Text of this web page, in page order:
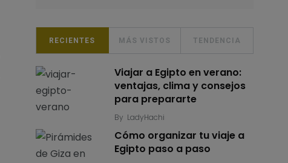
RECIENTES MÁS VISTOS TENDENCIA
Viajar a Egipto en verano:
ventajas, clima y consejos
para prepararte
By LadyHachi
Cómo organizar tu viaje a
Egipto paso a paso